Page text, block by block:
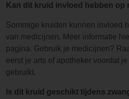
Kan dit kruid invloed hebben op
Sommige kruiden kunnen invloed
van medicijnen. Meer informatie
pagina. Gebruik je medicijnen?
eerst je arts of apotheker voordat
gebruikt.
Is dit kruid geschikt tijdens